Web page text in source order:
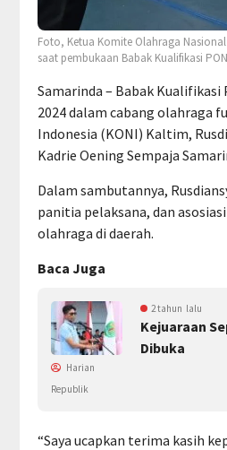
Foto, Ketua Komite Olahraga
saat pembukaan Babak Kualifikasi
Samarinda – Babak Kualifikasi
2024 dalam cabang olahraga
Indonesia (KONI) Kaltim,
Kadrie Oening Sempaja
Dalam sambutannya,
panitia pelaksana, dan
olahraga di daerah.
Baca Juga
2 tahun lalu
Kejuaraan
Dibuka
Harian
Republik
“Saya ucapkan terima kasih